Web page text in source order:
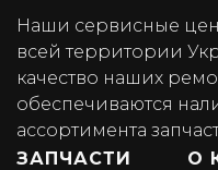
Наши сервисные
всей территории
качество наших
обеспечиваются
ассортимента
ЗАПЧАСТИ
О